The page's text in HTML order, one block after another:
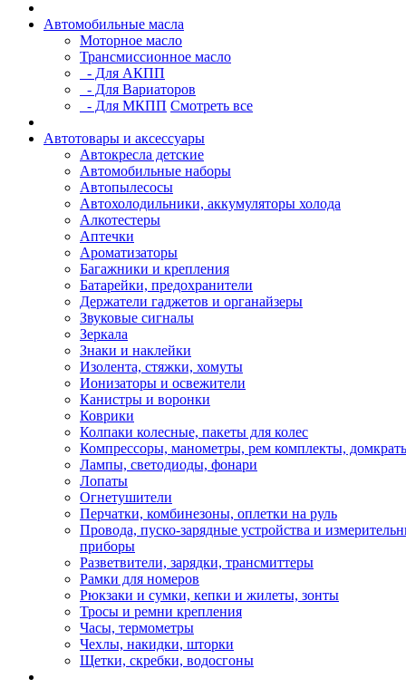
Автомобильные масла
Моторное масло
Трансмиссионное масло
- Для АКПП
- Для Вариаторов
- Для МКПП Смотреть все
Автотовары и аксессуары
Автокресла детские
Автомобильные наборы
Автопылесосы
Автохолодильники, аккумуляторы холода
Алкотестеры
Аптечки
Ароматизаторы
Багажники и крепления
Батарейки, предохранители
Держатели гаджетов и органайзеры
Звуковые сигналы
Зеркала
Знаки и наклейки
Изолента, стяжки, хомуты
Ионизаторы и освежители
Канистры и воронки
Коврики
Колпаки колесные, пакеты для колес
Компрессоры, манометры, рем комплекты,
Лампы, светодиоды, фонари
Лопаты
Огнетушители
Перчатки, комбинезоны, оплетки на руль
Провода, пуско-зарядные устройства и
приборы
Разветвители, зарядки, трансмиттеры
Рамки для номеров
Рюкзаки и сумки, кепки и жилеты, зонты
Тросы и ремни крепления
Часы, термометры
Чехлы, накидки, шторки
Щетки, скребки, водосгоны